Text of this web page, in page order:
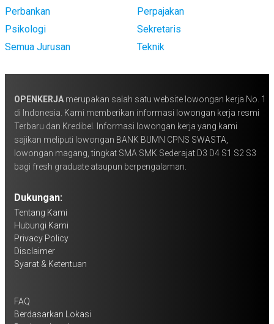
Perbankan
Perpajakan
Psikologi
Sekretaris
Semua Jurusan
Teknik
OPENKERJA merupakan salah satu website lowongan kerja No. 1
di Indonesia. Kami memberikan informasi lowongan kerja resmi
Terbaru dan Kredibel. Informasi lowongan kerja yang kami
sajikan meliputi lowongan BANK BUMN CPNS SWASTA,
lowongan magang, tingkat SMA SMK Sederajat D3 D4 S1 S2 S3
bagi fresh graduate ataupun berpengalaman.
Dukungan:
Tentang Kami
Hubungi Kami
Privacy Policy
Disclaimer
Syarat & Ketentuan
FAQ
Berdasarkan Lokasi